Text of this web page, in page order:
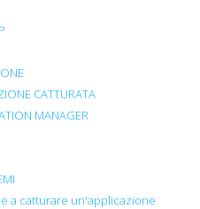
CATTURATA
MANAGER
a catturare un'applicazione